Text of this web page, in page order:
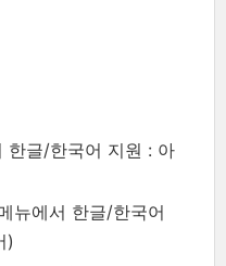
한글/한국어 지원 : 아
뉴에서 한글/한국어
)